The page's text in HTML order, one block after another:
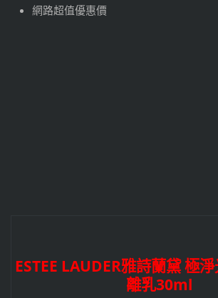
網路超值優惠價
ESTEE LAUDER雅詩蘭黛 極
離乳30ml